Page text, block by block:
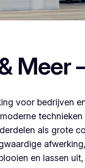
Meer
voor bedrijven
als grote
en lassen